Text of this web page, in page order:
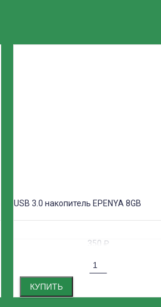
USB 3.0 накопитель EPENYA 8GB
350 ₽
КУПИТЬ